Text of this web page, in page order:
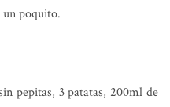
un poquito.
pepitas, 3 patatas, 200ml de